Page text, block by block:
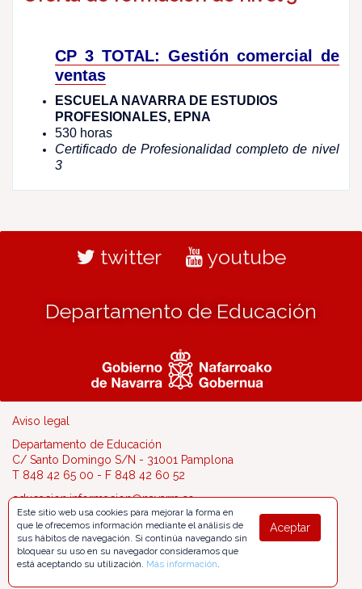
CP 3 TOTAL: Gestión comercial de
ventas
ESCUELA NAVARRA DE ESTUDIOS
PROFESIONALES, EPNA
530 horas
Certificado de Profesionalidad completo de nivel
3
twitter youtube
Departamento de Educación
Aviso legal
Departamento de Educación
C/ Santo Domingo S/N - 31001 Pamplona
T 848 42 65 00 - F 848 42 60 52
educacion.informacion@navarra.es
Aceptar
Este sitio web usa cookies para mejorar la forma en
que le ofrecemos información mediante el análisis de
sus hábitos de navegación. Si continúa navegando sin
bloquear su uso en su navegador consideramos que
está aceptando su utilización. Más información.